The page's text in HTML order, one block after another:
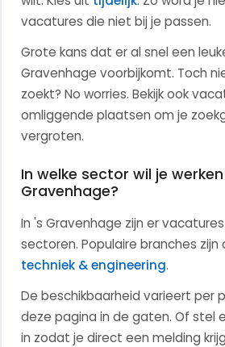
vacatures die niet bij je passen.
Grote kans dat er al snel een
Gravenhage voorbijkomt. Toch
zoekt? No worries. Bekijk ook
omliggende plaatsen om je
vergroten.
In welke sector wil je
Gravenhage?
In 's Gravenhage zijn er
sectoren. Populaire branches zijn
techniek & engineering.
De beschikbaarheid varieert per
deze pagina in de gaten. Of stel
in zodat je direct een melding